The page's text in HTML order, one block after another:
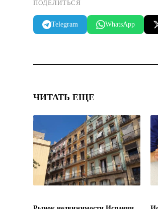
ПОДЕЛИТЬСЯ
Telegram WhatsApp
ЧИТАТЬ ЕЩЕ